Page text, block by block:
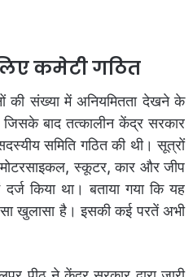
कमेटी गठित
की संख्या में अनियमितता देखने के
बाद तत्कालीन केंद्र सरकार
समिति गठित की थी। सूत्रों
मोटरसाइकल, स्कूटर, कार और जीप
किया था। बताया गया कि यह
खुलासा है। इसकी कई परतें अभी